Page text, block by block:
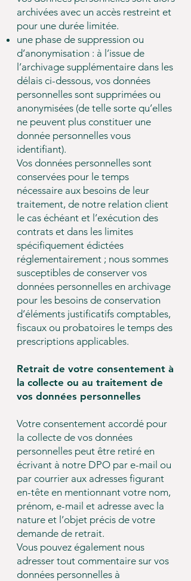
archivées avec un accès restreint et
pour une durée limitée.
une phase de suppression ou
d’anonymisation : à l’issue de
l’archivage supplémentaire dans les
délais ci-dessous, vos données
personnelles sont supprimées ou
anonymisées (de telle sorte qu’elles
ne peuvent plus constituer une
donnée personnelles vous
identifiant).
Vos données personnelles sont
conservées pour le temps
nécessaire aux besoins de leur
traitement, de notre relation client
le cas échéant et l’exécution des
contrats et dans les limites
spécifiquement édictées
réglementairement ; nous sommes
susceptibles de conserver vos
données personnelles en archivage
pour les besoins de conservation
d’éléments justificatifs comptables,
fiscaux ou probatoires le temps des
prescriptions applicables.
Retrait de votre consentement à
la collecte ou au traitement de
vos données personnelles
Votre consentement accordé pour
la collecte de vos données
personnelles peut être retiré en
écrivant à notre DPO par e-mail ou
par courrier aux adresses figurant
en-tête en mentionnant votre nom,
prénom, e-mail et adresse avec la
nature et l’objet précis de votre
demande de retrait.
Vous pouvez également nous
adresser tout commentaire sur vos
données personnelles à